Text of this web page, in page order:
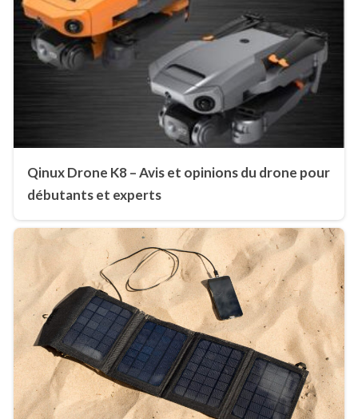
Qinux Drone K8 – Avis et opinions du drone pour
débutants et experts